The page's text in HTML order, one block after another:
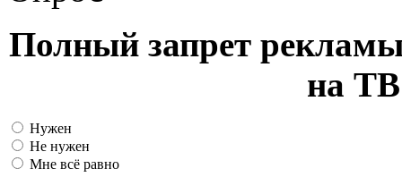
Полный запрет
на ТВ
Нужен
Не нужен
Мне всё равно